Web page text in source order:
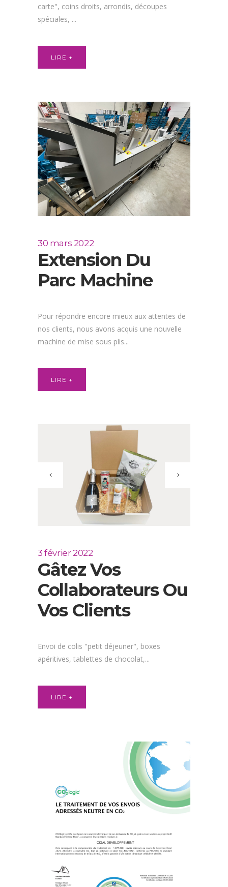
carte", coins droits, arrondis, découpes
spéciales, ...
LIRE +
30 mars 2022
Extension Du
Parc Machine
Pour répondre encore mieux aux attentes de
nos clients, nous avons acquis une nouvelle
machine de mise sous plis...
LIRE +
3 février 2022
Gâtez Vos
Collaborateurs Ou
Vos Clients
Envoi de colis "petit déjeuner", boxes
apéritives, tablettes de chocolat,...
LIRE +